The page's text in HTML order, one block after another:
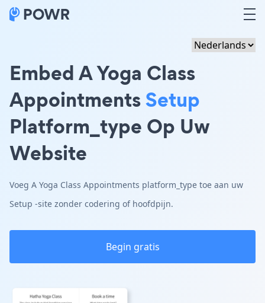
Embed A Yoga Class
AppointmentsSetup
Platform_type Op Uw
Website
Voeg A Yoga Class Appointments platform_type toe aan uw
Setup -site zonder codering of hoofdpijn.
Begin gratis